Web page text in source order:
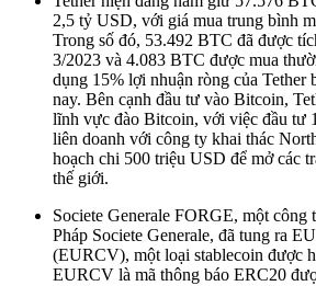
2,5 tỷ USD, với giá mua trung bình
Trong số đó, 53.492 BTC đã được
3/2023 và 4.083 BTC được mua
dụng 15% lợi nhuận ròng của Tether
nay. Bên cạnh đầu tư vào Bitcoin,
lĩnh vực đào Bitcoin, với việc đầu tư
liên doanh với công ty khai thác
hoạch chi 500 triệu USD để mở các
thế giới.
Societe Generale FORGE, một công
Pháp Societe Generale, đã tung ra
(EURCV), một loại stablecoin được
EURCV là mã thông báo ERC20